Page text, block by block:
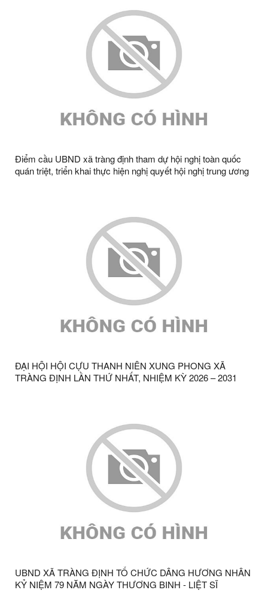
Điểm cầu UBND xã tràng định tham dự hội nghị toàn quốc
quán triệt, triển khai thực hiện nghị quyết hội nghị trung ương
ĐẠI HỘI HỘI CỰU THANH NIÊN XUNG PHONG XÃ
TRÀNG ĐỊNH LẦN THỨ NHẤT, NHIỆM KỲ 2026 – 2031
UBND XÃ TRÀNG ĐỊNH TỔ CHỨC DÂNG HƯƠNG NHÂN
KỶ NIỆM 79 NĂM NGÀY THƯƠNG BINH - LIỆT SĨ